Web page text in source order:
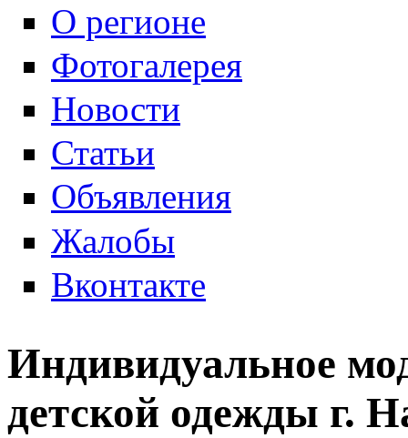
О регионе
Фотогалерея
Новости
Статьи
Объявления
Жалобы
Вконтакте
Индивидуальное
детской одежды г.